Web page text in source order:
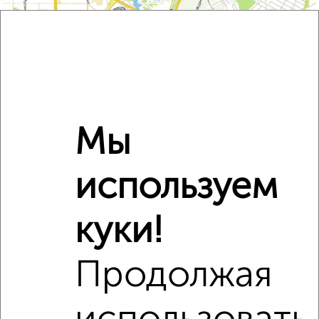
Фотографии
ЖК Уникум на Новаторов
Мы
используем
куки!
Продолжая